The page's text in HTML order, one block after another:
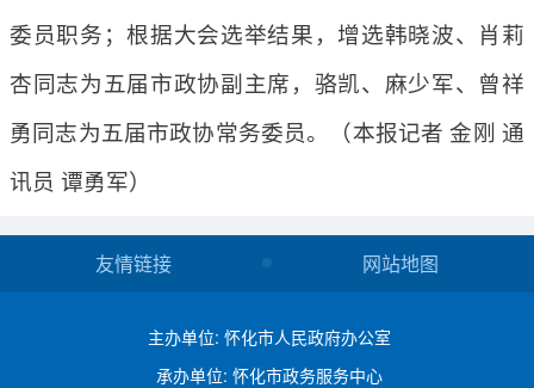
委员职务；根据大会选举结果，增选韩晓波、肖莉
杏同志为五届市政协副主席，骆凯、麻少军、曾祥
勇同志为五届市政协常务委员。（本报记者 金刚 通
讯员 谭勇军）
友情链接 网站地图
主办单位: 怀化市人民政府办公室
承办单位: 怀化市政务服务中心